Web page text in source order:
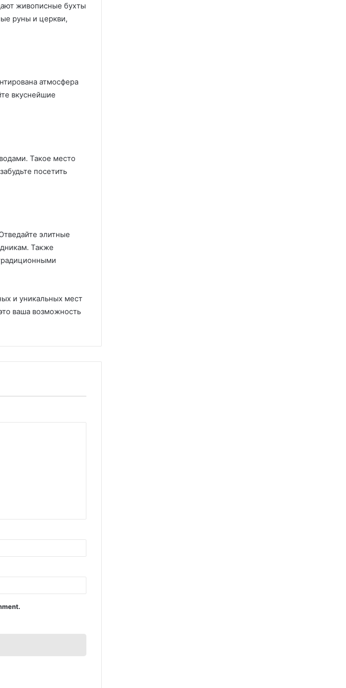
живописные бухты
руны и церкви,
атмосфера
вкуснейшие
Такое место
посетить
элитные
Также
и уникальных мест
ваша возможность